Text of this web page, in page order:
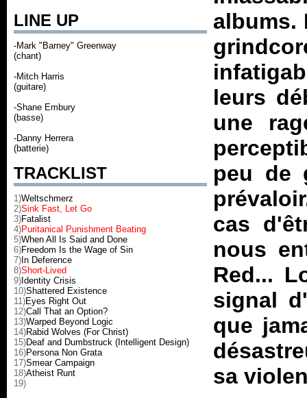
LINE UP
-Mark "Barney" Greenway
(chant)
-Mitch Harris
(guitare)
-Shane Embury
(basse)
-Danny Herrera
(batterie)
TRACKLIST
1)Weltschmerz
2)Sink Fast, Let Go
3)Fatalist
4)Puritanical Punishment Beating
5)When All Is Said and Done
6)Freedom Is the Wage of Sin
7) In Deference
8)Short-Lived
9) Identity Crisis
10)Shattered Existence
11)Eyes Right Out
12)Call That an Option?
13)Warped Beyond Logic
14)Rabid Wolves (For Christ)
15)Deaf and Dumbstruck (Intelligent Design)
16)Persona Non Grata
17)Smear Campaign
18)Atheist Runt
19)
albums.
leurs
une
peu de
cas
nous
Red...
signal
que
sa